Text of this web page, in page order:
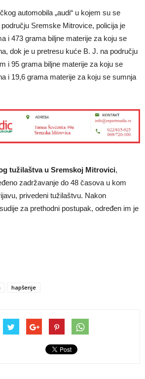
automobila „audi“ u kojem su se
području Sremske Mitrovice, policija je
i 473 grama biljne materije za koju se
dok je u pretresu kuće B. J. na području
i 95 grama biljne materije za koju se
i 19,6 grama materije za koju se sumnja
tužilaštva u Sremskoj Mitrovici,
zadržavanje do 48 časova u kom
privedeni tužilaštvu. Nakon
za prethodni postupak, određen im je
hapšenje